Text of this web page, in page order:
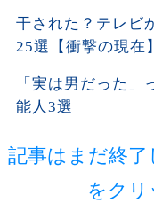
干された？テレビ
25選【衝撃の現在】
「実は男だった
能人3選
記事はまだ終
をク